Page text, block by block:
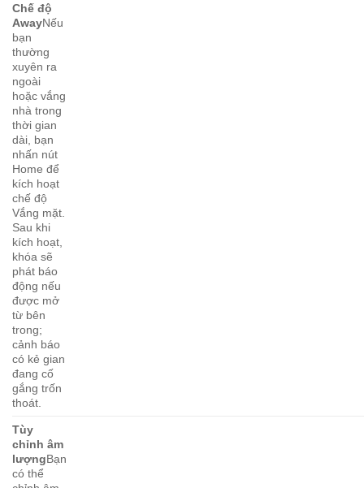
Chế độ
AwayNếu
bạn
thường
xuyên ra
ngoài
hoặc vắng
nhà trong
thời gian
dài, bạn
nhấn nút
Home để
kích hoạt
chế độ
Vắng mặt.
Sau khi
kích hoạt,
khóa sẽ
phát báo
động nếu
được mở
từ bên
trong;
cảnh báo
có kẻ gian
đang cố
gắng trốn
thoát.
Tùy
chỉnh âm
lượngBạn
có thể